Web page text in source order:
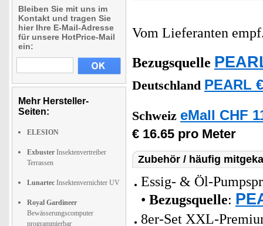
Bleiben Sie mit uns im
Kontakt und tragen Sie
hier Ihre E-Mail-Adresse
für unsere HotPrice-Mail
ein:
Mehr Hersteller-
Seiten:
ELESION
Exbuster Insektenvertreiber
Terrassen
Lunartec Insektenvernichter UV
Royal Gardineer
Bewässerungscomputer
programmierbar
Vom Lieferanten
Bezugsquelle
Deutschland PEARL
Schweiz eMall CHF
€ 16.65 pro Meter
Zubehör / häufig
Essig- & Öl-
• Bezugsquelle:
8er-Set XXL-